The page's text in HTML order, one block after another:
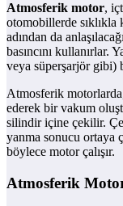
Atmosferik motor,
otomobillerde
adından da
basıncını kullanırlar.
veya süperşarjör gibi)
Atmosferik
ederek bir vakum
silindir içine çekilir.
yanma sonucu ortaya
böylece motor çalışır.
Atmosferik